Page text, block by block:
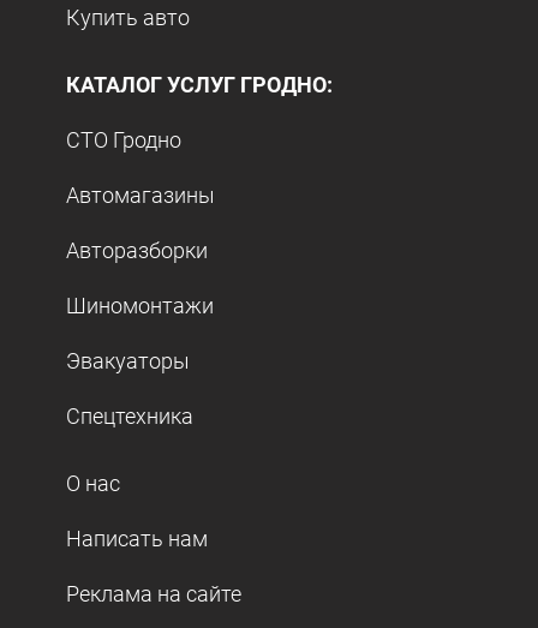
Купить авто
КАТАЛОГ УСЛУГ ГРОДНО:
СТО Гродно
Автомагазины
Авторазборки
Шиномонтажи
Эвакуаторы
Спецтехника
О нас
Написать нам
Реклама на сайте